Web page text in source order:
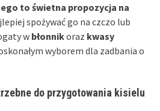
to świetna propozycja na
spożywać go na czczo lub
w błonnikoraz kwasy
wyborem dla zadbania o
do przygotowania kisielu